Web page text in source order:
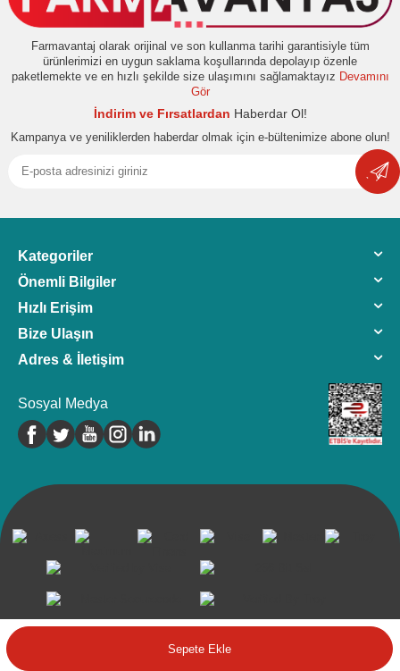
Sepete Ekle
Farmavantaj olarak orijinal ve son kullanma tarihi garantisiyle tüm
ürünlerimizi en uygun saklama koşullarında depolayıp özenle
paketlemekte ve en hızlı şekilde size ulaşımını sağlamaktayız Devamını
Gör
İndirim ve Fırsatlardan Haberdar Ol!
Kampanya ve yeniliklerden haberdar olmak için e-bültenimize abone olun!
Kategoriler
Önemli Bilgiler
Hızlı Erişim
Bize Ulaşın
Adres & İletişim
Sosyal Medya